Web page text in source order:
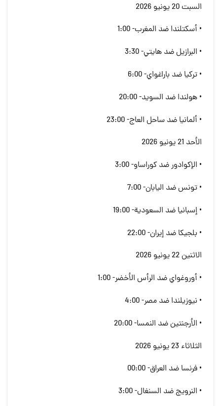
السبت 20 يونيو 2026
• أسكتلندا ضد المغرب- 1:00
• البرازيل ضد هايتي- 3:30
• تركيا ضد باراغواي- 6:00
• هولندا ضد السويد- 20:00
• ألمانيا ضد ساحل العاج- 23:00
الأحد 21 يونيو 2026
• الإكوادور ضد كوراساو- 3:00
• تونس ضد اليابان- 7:00
• إسبانيا ضد السعودية- 19:00
• بلجيكا ضد إيران- 22:00
الاثنين 22 يونيو 2026
• أوروغواي ضد الرأس الأخضر- 1:00
• نيوزيلندا ضد مصر- 4:00
• الأرجنتين ضد النمسا- 20:00
الثلاثاء 23 يونيو 2026
• فرنسا ضد العراق- 00:00
• النرويج ضد السنغال- 3:00